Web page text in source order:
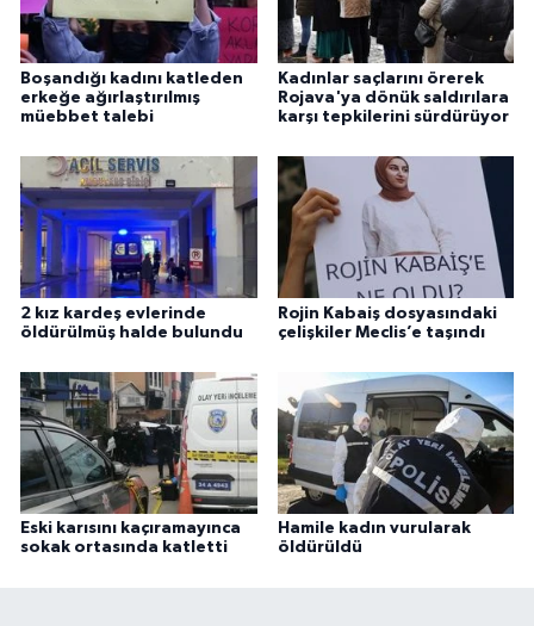
Boşandığı kadını katleden
erkeğe ağırlaştırılmış
müebbet talebi
Kadınlar saçlarını örerek
Rojava'ya dönük saldırılara
karşı tepkilerini sürdürüyor
2 kız kardeş evlerinde
öldürülmüş halde bulundu
Rojin Kabaiş dosyasındaki
çelişkiler Meclis’e taşındı
Eski karısını kaçıramayınca
sokak ortasında katletti
Hamile kadın vurularak
öldürüldü